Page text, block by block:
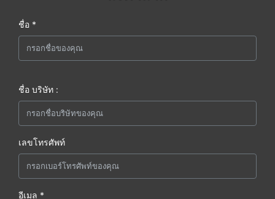
ชื่อ *
ชื่อ บริษัท :
เลขโทรศัพท์
อีเมล *